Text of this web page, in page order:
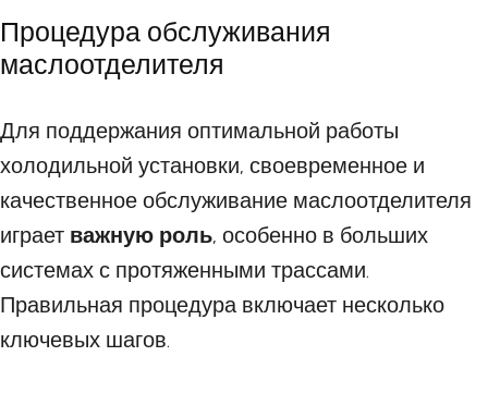
Процедура обслуживания
маслоотделителя
Для поддержания оптимальной работы
холодильной установки, своевременное и
качественное обслуживание маслоотделителя
играет важную роль, особенно в больших
системах с протяженными трассами.
Правильная процедура включает несколько
ключевых шагов.